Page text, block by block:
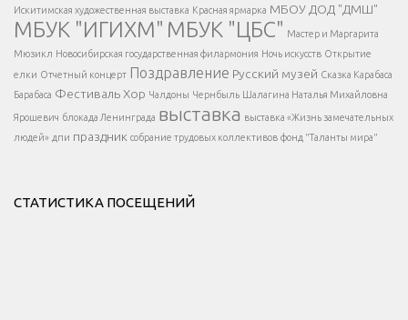
Написать
</button >
</div >
</div > </div >
Искитимская художественная выставка Красная ярмарка МБОУ ДОД "ДМШ"
МБУК "ИГИХМ" МБУК "ЦБС" Мастер и Маргарита
Мюзикл Новосибирская государственная филармония Ночь искусств Открытие
елки Отчетный концерт Поздравление Русский музей Сказка Карабаса
Барабаса Фестиваль Хор Чалдоны Чернбыль Шалагина Наталья Михайловна
Ярошевич блокада Ленинграда выставка выставка «Жизнь замечательных
людей» дпи праздник собрание трудовых коллективов фонд "Таланты мира"
СТАТИСТИКА ПОСЕЩЕНИЙ